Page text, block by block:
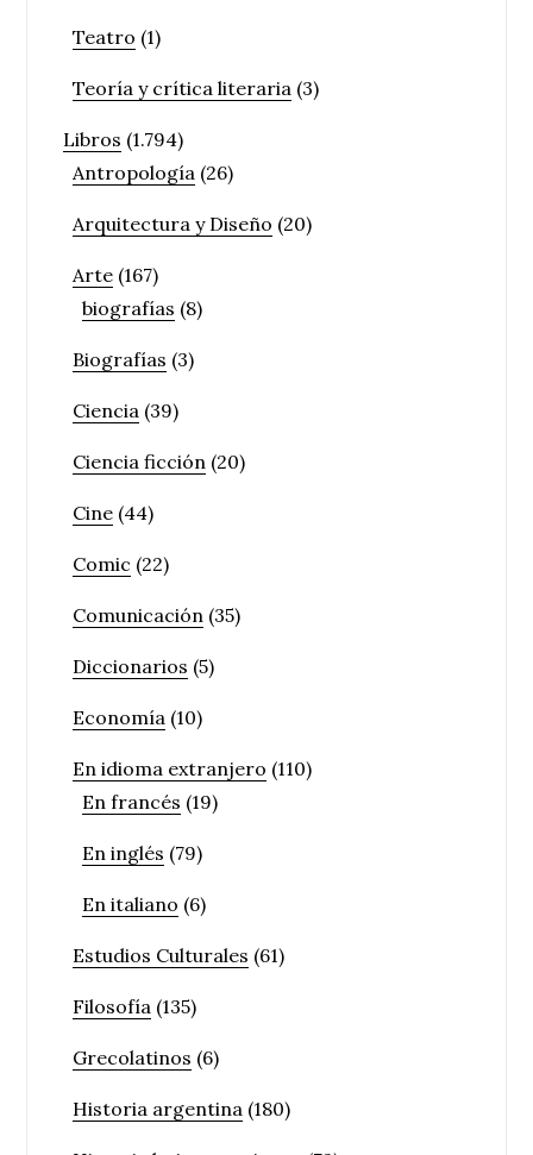
Teatro (1)
Teoría y crítica literaria (3)
Libros (1.794)
Antropología (26)
Arquitectura y Diseño (20)
Arte (167)
biografías (8)
Biografías (3)
Ciencia (39)
Ciencia ficción (20)
Cine (44)
Comic (22)
Comunicación (35)
Diccionarios (5)
Economía (10)
En idioma extranjero (110)
En francés (19)
En inglés (79)
En italiano (6)
Estudios Culturales (61)
Filosofía (135)
Grecolatinos (6)
Historia argentina (180)